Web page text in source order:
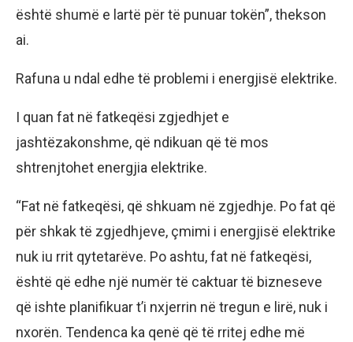
është shumë e lartë për të punuar tokën”, thekson
ai.
Rafuna u ndal edhe të problemi i energjisë elektrike.
I quan fat në fatkeqësi zgjedhjet e
jashtëzakonshme, që ndikuan që të mos
shtrenjtohet energjia elektrike.
“Fat në fatkeqësi, që shkuam në zgjedhje. Po fat që
për shkak të zgjedhjeve, çmimi i energjisë elektrike
nuk iu rrit qytetarëve. Po ashtu, fat në fatkeqësi,
është që edhe një numër të caktuar të bizneseve
që ishte planifikuar t’i nxjerrin në tregun e lirë, nuk i
nxorën. Tendenca ka qenë që të rritej edhe më